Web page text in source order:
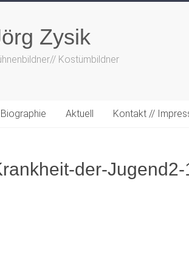
Zysik
Kostümbildner
Biographie Aktuell Kontakt //
der-Jugend2-